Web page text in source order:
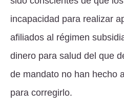
incapacidad para realizar
afiliados al régimen
dinero para salud del que
de mandato no han hecho
para corregirlo.